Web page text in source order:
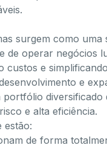
surgem como
de operar negócios
custos e
e
e alta eficiência.
estão:
de forma